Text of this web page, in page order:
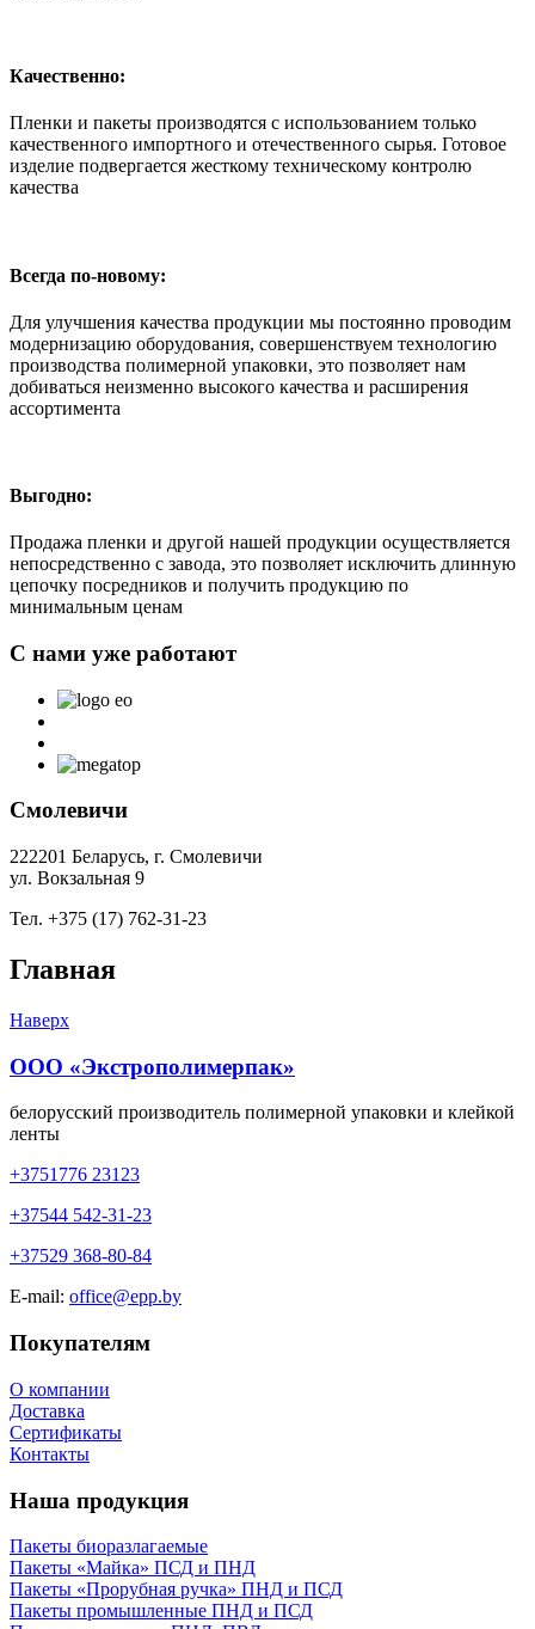
Качественно:
Пленки и пакеты производятся с использованием только
качественного импортного и отечественного сырья. Готовое
изделие подвергается жесткому техническому контролю
качества
Всегда по-новому:
Для улучшения качества продукции мы постоянно проводим
модернизацию оборудования, совершенствуем технологию
производства полимерной упаковки, это позволяет нам
добиваться неизменно высокого качества и расширения
ассортимента
Выгодно:
Продажа пленки и другой нашей продукции осуществляется
непосредственно с завода, это позволяет исключить длинную
цепочку посредников и получить продукцию по
минимальным ценам
С нами уже работают
Смолевичи
222201 Беларусь, г. Смолевичи
ул. Вокзальная 9
Тел. +375 (17) 762-31-23
Главная
Наверх
ООО «Экстрополимерпак»
белорусский производитель полимерной упаковки и клейкой
ленты
+3751776 23123
+37544 542-31-23
+37529 368-80-84
E-mail: office@epp.by
Покупателям
О компании
Доставка
Сертификаты
Контакты
Наша продукция
Пакеты биоразлагаемые
Пакеты «Майка» ПСД и ПНД
Пакеты «Прорубная ручка» ПНД и ПСД
Пакеты промышленные ПНД и ПСД